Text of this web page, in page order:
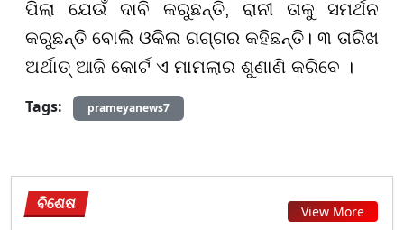
ପିଲା ଯେଉଁ ଦାବି କରୁଛନ୍ତି, ରାନୀ ତାକୁ ସମର୍ଥନ
କରୁଛନ୍ତି ବୋଲି ଓକିଲ ଗଗ୍ଗର କହିଛନ୍ତି। ୩ ତାରିଖ
ଅର୍ଥାତ୍ ଆଜି କୋର୍ଟ ଏ ମାମଲାର ଶୁଣାଣି କରିବେ ।
Tags:
prameyanews7
ବିଶେଷ View More